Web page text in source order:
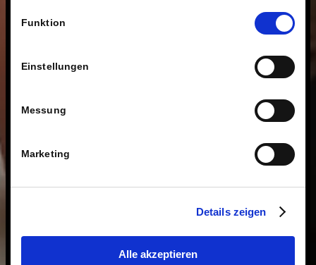
Technologien.
Funktion
Einstellungen
Messung
Marketing
Details zeigen
Alle akzeptieren